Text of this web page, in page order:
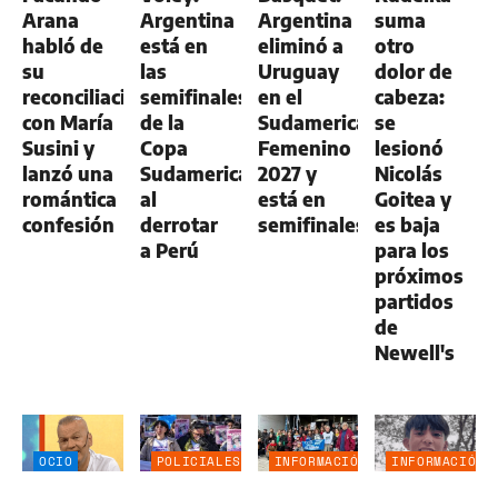
Arana
habló de
su
reconciliación
con María
Susini y
lanzó una
romántica
confesión
Argentina
está en
las
semifinales
de la
Copa
Sudamericana
al
derrotar
a Perú
Argentina
eliminó a
Uruguay
en el
Sudamericano
Femenino
2027 y
está en
semifinales
suma
otro
dolor de
cabeza:
se
lesionó
Nicolás
Goitea y
es baja
para los
próximos
partidos
de
Newell's
OCIO POLICIALES
INFORMACIÓN
INFORMACIÓN